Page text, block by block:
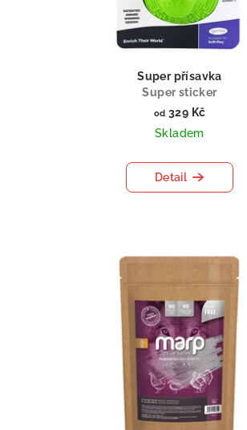
Super přísavka
Super sticker
od 329 Kč
Skladem
Detail